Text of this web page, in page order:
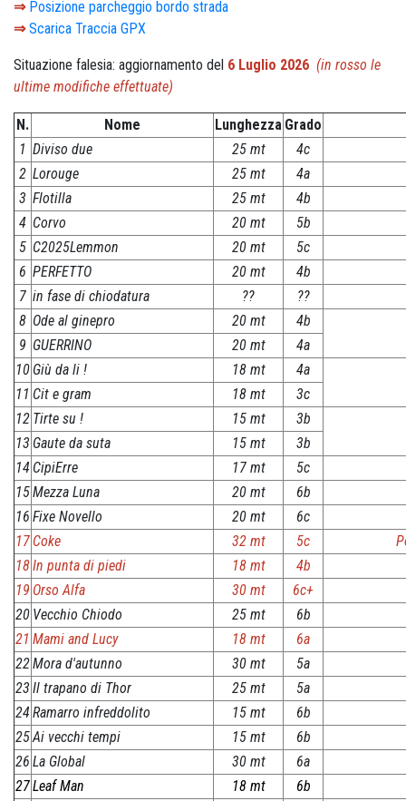
⇒ Posizione parcheggio bordo strada
⇒Scarica Traccia GPX
Situazione falesia: aggiornamento del 6 Luglio 2026 (in rosso le
ultime modifiche effettuate)
N. Nome Lunghezza Grado
1 Diviso due 25 mt
4c
2 Lorouge 25 mt
4a
3 Flotilla 25 mt
4b
4 Corvo 20 mt
5b
5 C2025Lemmon 20 mt
5c
6 PERFETTO 20 mt
4b
7 in fase di chiodatura ??
??
8 Ode al ginepro 20 mt
4b
9 GUERRINO 20 mt
4a
10 Giù da li ! 18 mt
4a
11 Cit e gram 18 mt
3c
12 Tirte su ! 15 mt
3b
13 Gaute da suta 15 mt
3b
14 CipiErre 17 mt
5c
15Mezza Luna 20 mt
6b
16 Fixe Novello 20 mt
6c
17 Coke 32 mt 5c
18In punta di piedi 18 mt
4b
19 Orso Alfa 30 mt
6c+
20 Vecchio Chiodo 25 mt
6b
21 Mami and Lucy 18 mt
6a
22Mora d'autunno 30 mt
5a
23 Il trapano di Thor 25 mt
5a
24 Ramarro infreddolito 15 mt
6b
25Ai vecchi tempi 15 mt
6b
26 La Global 30 mt
6a
27Leaf Man 18 mt 6b